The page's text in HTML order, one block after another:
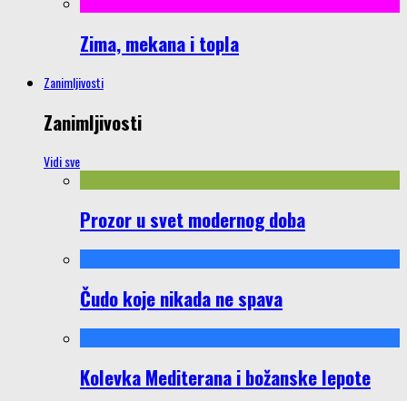
Zima, mekana i topla
Zanimljivosti
Zanimljivosti
Vidi sve
Prozor u svet modernog doba
Čudo koje nikada ne spava
Kolevka Mediterana i božanske lepote